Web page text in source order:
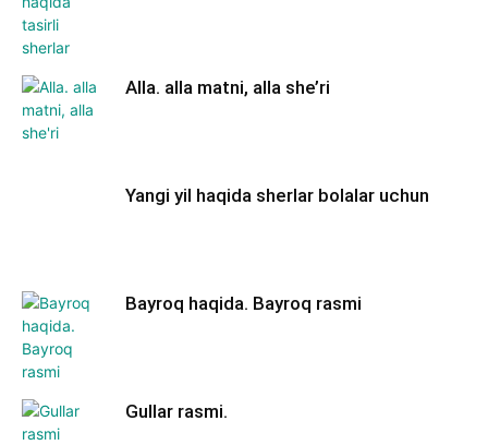
Alla. alla matni, alla she’ri
Yangi yil haqida sherlar bolalar uchun
Bayroq haqida. Bayroq rasmi
Gullar rasmi.